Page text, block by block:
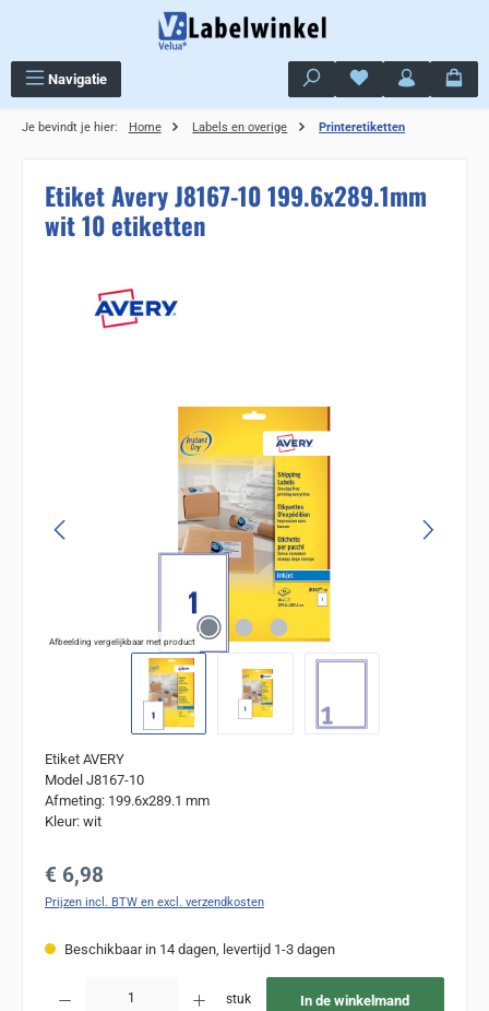
Navigatie Je hebt 0 items op
Je bevindt je hier: Home Labels en overige Printeretiketten
Etiket Avery J8167-10 199.6x289.1mm
wit 10 etiketten
Afbeelding vergelijkbaar met product
Etiket AVERY
Model J8167-10
Afmeting: 199.6x289.1 mm
Kleur: wit
Normale prijs:
€ 6,98
Prijzen incl. BTW en excl. verzendkosten
Beschikbaar in 14 dagen, levertijd 1-3 dagen
stuk In de winkelmand